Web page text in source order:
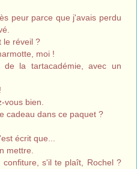
peur parce que j'avais perdu
le réveil ?
moi !
de la tartacadémie, avec un
vous bien.
cadeau dans ce paquet ?
écrit que...
mettre.
confiture, s'il te plaît, Rochel ?